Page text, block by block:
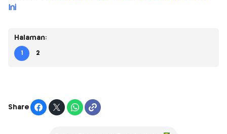
Ini
Halaman:
1 2
Share